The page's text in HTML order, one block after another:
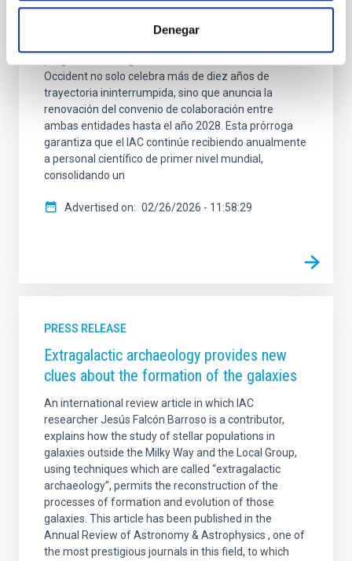
Denegar
científico internacional a través del programa
“Investigadores Visitantes” en colaboración con
Occident no solo celebra más de diez años de
trayectoria ininterrumpida, sino que anuncia la
renovación del convenio de colaboración entre
ambas entidades hasta el año 2028. Esta prórroga
garantiza que el IAC continúe recibiendo anualmente
a personal científico de primer nivel mundial,
consolidando un
Advertised on 02/26/2026 - 11:58:29
PRESS RELEASE
Extragalactic archaeology provides new
clues about the formation of the galaxies
An international review article in which IAC
researcher Jesús Falcón Barroso is a contributor,
explains how the study of stellar populations in
galaxies outside the Milky Way and the Local Group,
using techniques which are called “extragalactic
archaeology”, permits the reconstruction of the
processes of formation and evolution of those
galaxies. This article has been published in the
Annual Review of Astronomy & Astrophysics , one of
the most prestigious journals in this field, to which